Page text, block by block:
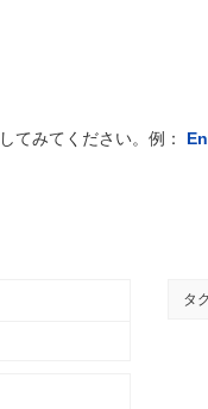
SANCTIONS
てみてください。例：
タ